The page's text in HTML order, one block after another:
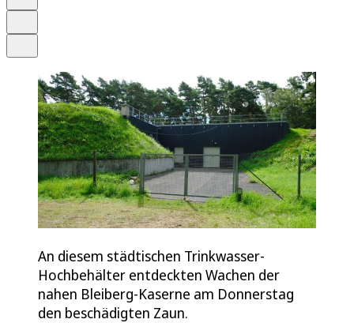
An diesem städtischen Trinkwasser-
Hochbehälter entdeckten Wachen der
nahen Bleiberg-Kaserne am Donnerstag
den beschädigten Zaun.